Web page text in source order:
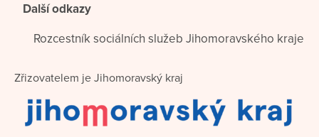
Další odkazy
Rozcestník sociálních služeb Jihomoravského kraje
Zřizovatelem je Jihomoravský kraj